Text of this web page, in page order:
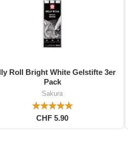
Roll Bright White Gelstifte 3er
Pack
Sakura
CHF 5.90